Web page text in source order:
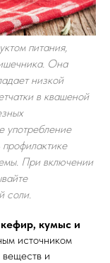
питания,
Она
низкой
в квашеной
употребление
При включении
соли.
кумыс и
источником
веществ и